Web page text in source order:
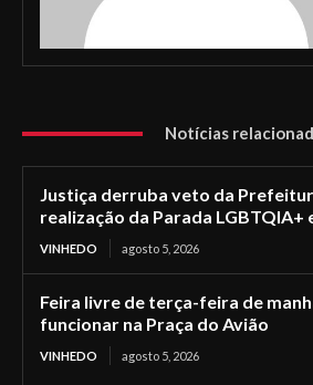
Notícias
Justiça derruba veto da
realização da Parada LGBTQIA+
VINHEDO agosto 5, 2026
Feira livre de terça-feira de
funcionar na Praça do Avião
VINHEDO agosto 5, 2026